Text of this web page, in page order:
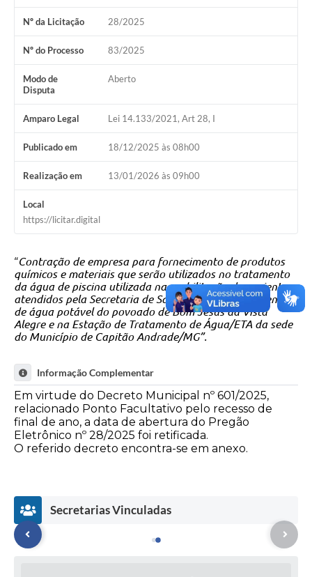
Nº da Licitação 28/2025
Nº do Processo 83/2025
Modo de
Disputa
Aberto
Amparo Legal Lei 14.133/2021, Art 28, I
Publicado em 18/12/2025 às 08h00
Realização em 13/01/2026 às 09h00
Local
https://licitar.digital
“Contração de empresa para fornecimento de produtos
químicos e materiais que serão utilizados no tratamento
da água de piscina utilizada na reabilitação de pacientes
atendidos pela Secretaria de Saúde, e no abastecimento
de água potável do povoado de Bom Jesus da Vista
Alegre e na Estação de Tratamento de Água/ETA da sede
do Município de Capitão Andrade/MG”.
Informação Complementar
Em virtude do Decreto Municipal nº 601/2025,
relacionado Ponto Facultativo pelo recesso de
final de ano, a data de abertura do Pregão
Eletrônico nº 28/2025 foi retificada.
O referido decreto encontra-se em anexo.
Secretarias Vinculadas